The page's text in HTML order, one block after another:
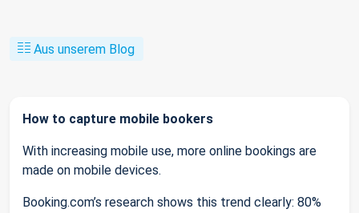
Aus unserem Blog
How to capture mobile bookers
With increasing mobile use, more online bookings are
made on mobile devices.
Booking.com’s research shows this trend clearly: 80%